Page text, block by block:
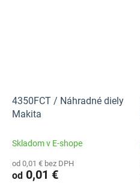
4350FCT / Náhradné diely
Makita
Skladom v E-shope
od 0,01 € bez DPH
od 0,01 €